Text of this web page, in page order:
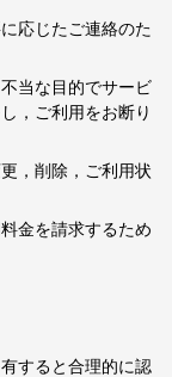
応じたご連絡のた
当な目的でサービ
，ご利用をお断り
，削除，ご利用状
金を請求するため
すると合理的に認